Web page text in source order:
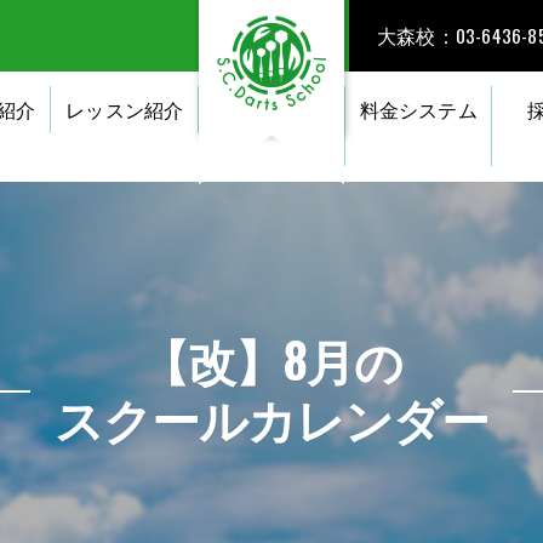
大森校：03-6436-
介 レッスン紹介 料金システム
【改】8月の
スクールカレンダー